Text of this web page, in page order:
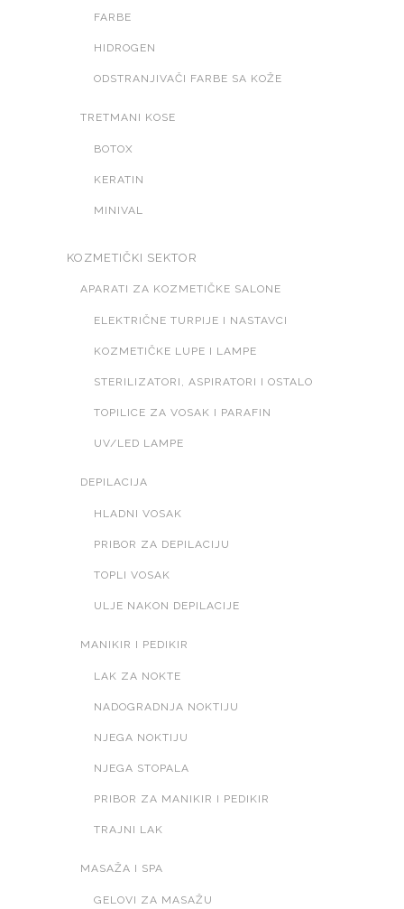
FARBE
HIDROGEN
ODSTRANJIVAČI FARBE SA KOŽE
TRETMANI KOSE
BOTOX
KERATIN
MINIVAL
KOZMETIČKI SEKTOR
APARATI ZA KOZMETIČKE SALONE
ELEKTRIČNE TURPIJE I NASTAVCI
KOZMETIČKE LUPE I LAMPE
STERILIZATORI, ASPIRATORI I OSTALO
TOPILICE ZA VOSAK I PARAFIN
UV/LED LAMPE
DEPILACIJA
HLADNI VOSAK
PRIBOR ZA DEPILACIJU
TOPLI VOSAK
ULJE NAKON DEPILACIJE
MANIKIR I PEDIKIR
LAK ZA NOKTE
NADOGRADNJA NOKTIJU
NJEGA NOKTIJU
NJEGA STOPALA
PRIBOR ZA MANIKIR I PEDIKIR
TRAJNI LAK
MASAŽA I SPA
GELOVI ZA MASAŽU